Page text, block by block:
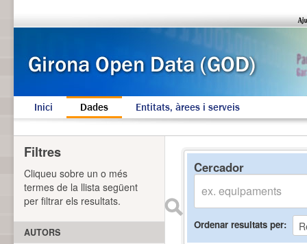
Inici Dades Entitats, àrees i serveis
Cercador
Ordenar resultats per
Filtres
Cliqueu sobre un o més
termes de la llista següent
per filtrar els resultats.
AUTORS